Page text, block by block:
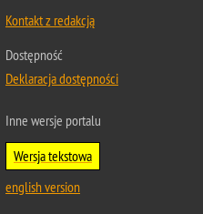
Kontakt z redakcją
Dostępność
Deklaracja dostępności
Inne wersje portalu
Wersja tekstowa
english version